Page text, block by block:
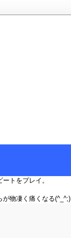
トをプレイ。
が物凄く痛くなる(^_^;)